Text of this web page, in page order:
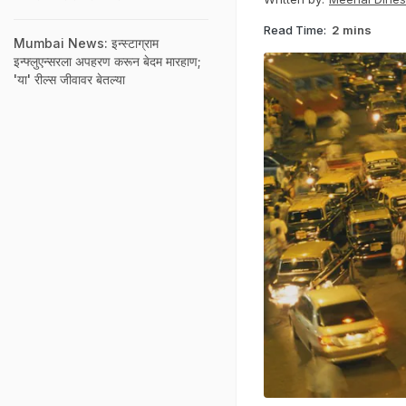
Read Time: 2 mins
Mumbai News: इन्स्टाग्राम
इन्फ्लुएन्सरला अपहरण करून बेदम मारहाण;
'या' रील्स जीवावर बेतल्या